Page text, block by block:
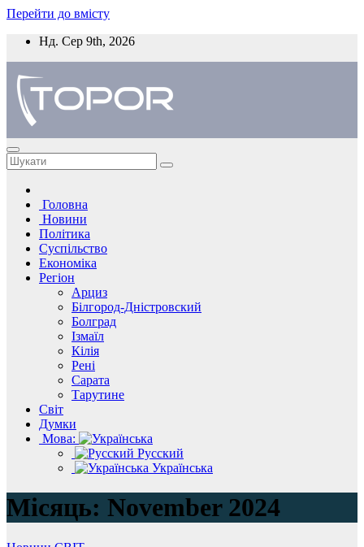
Перейти до вмісту
Нд. Сер 9th, 2026
Головна
Новини
Політика
Суспільство
Економіка
Регіон
Арциз
Білгород-Дністровский
Болград
Ізмаїл
Кілія
Рені
Сарата
Тарутине
Світ
Думки
Мова:
Русский
Українська
Місяць: November 2024